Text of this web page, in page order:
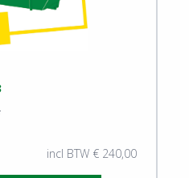
incl BTW € 240,00